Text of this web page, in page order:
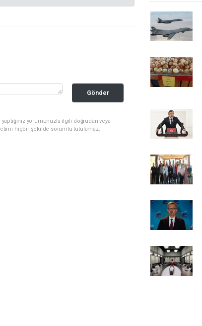
Gönder
yorumunuzla ilgili doğrudan veya
hiçbir şekilde sorumlu tutulamaz.